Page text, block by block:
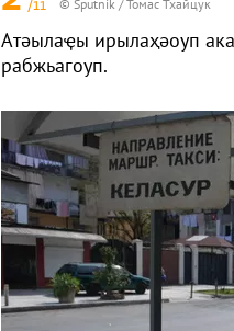
/11 © Sputnik / Томас Тхайцук
Атәылаҿы ирылаҳәоуп
рабжьагоуп.